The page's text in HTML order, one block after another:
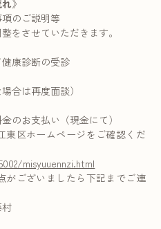
》
のご説明等
をさせていただきます。
康診断の受診
合は再度面談）
のお支払い（現金にて）
東区ホームページをご確認くだ
misyuuennzi.html
がございましたら下記までご連